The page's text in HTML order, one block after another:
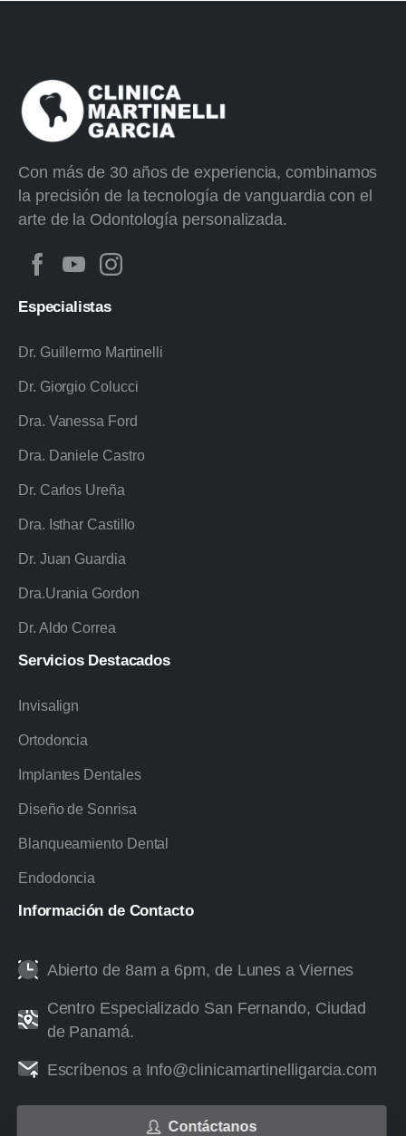
Con más de 30 años de experiencia, combinamos
la precisión de la tecnología de vanguardia con el
arte de la Odontología personalizada.
Especialistas
Dr. Guillermo Martinelli
Dr. Giorgio Colucci
Dra. Vanessa Ford
Dra. Daniele Castro
Dr. Carlos Ureña
Dra. Isthar Castillo
Dr. Juan Guardia
Dra.Urania Gordon
Dr. Aldo Correa
Servicios Destacados
Invisalign
Ortodoncia
Implantes Dentales
Diseño de Sonrisa
Blanqueamiento Dental
Endodoncia
Información de Contacto
Abierto de 8am a 6pm, de Lunes a Viernes
Centro Especializado San Fernando, Ciudad
de Panamá.
Escríbenos a Info@clinicamartinelligarcia.com
Contáctanos